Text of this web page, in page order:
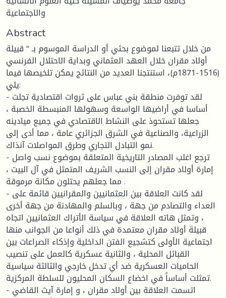
والاجتماعية
Abstract
من خلال تتبعنا لموضوع بحثي أو الدراسة الموسوم بـ " قبيلة
أولاد مقران خلال العهد العثماني وبداية الاحتلال الفرنسي
(1516-1871م)، استنتجنا العديد من النتائج يمكن تلخيصها فيما
يلي:
- لقد توفرت منطقة بني عباس على ثروات اقتصادية تجلت
أساسا في أراضيها الواسعة وسهولها المنبسطة الخصبة ،
جعلها تستحوذ على النشاط الاقتصادي في جميع ميادينه
الزراعية، والصناعية في الشرق الجزائري عامة ، مما أدى إلى
نمو التبادل التجاري وطرق المواصلات آنذاك.
- ترجع اغلب المصادر التاريخية المتعلقة بموضوع نسب واصل
إمارة أولاد مقران إلى النسب الشريف المتمثل في آل البيت ،
مما جعلهم يحتلون مكانة مرموقة .
- لقد كانت العلاقة بين العثمانيين والمقرانيين قائمة على
العداء والتصادم من جهة ، وبالسلم والمهادنة من جهة أخرى
، وتمثل هاته العلاقة في سياسة الأتراك العثمانيين اتجاه
قبيلة أولاد مقران معتمدة في ذلك أنواعا من الجوانب منها
اجتماعية الأولى كتشجيع الفتن الداخلية وإذكاء الصراعات بين
القبائل المحلية ، والثانية عسكرية كالعمل على تنصيب
الحاميات العسكرية ضد أي تدخل خارجي والثالثة سياسية
تمثلت أساساً في اخضاع السكان المحليون للسلطة المركزية.
- اتسمت العلاقة بين أولاد مقران ، و إمارة آيث القاضي